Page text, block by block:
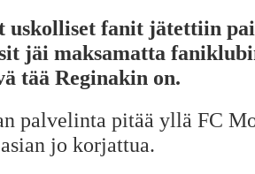
fanit jätettiin
jäi maksamatta
tää Reginakin on.
palvelinta pitää yllä FC
jo korjattua.